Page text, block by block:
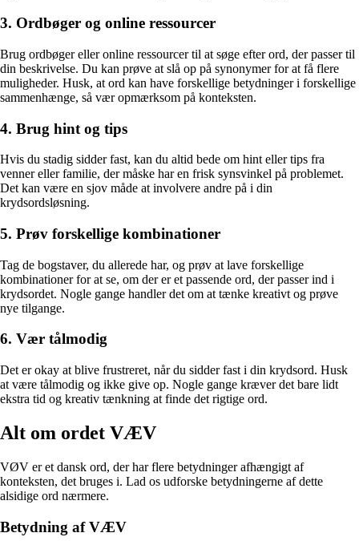
3. Ordbøger og online ressourcer
Brug ordbøger eller online ressourcer til at søge efter ord, der passer til
din beskrivelse. Du kan prøve at slå op på synonymer for at få flere
muligheder. Husk, at ord kan have forskellige betydninger i forskellige
sammenhænge, så vær opmærksom på konteksten.
4. Brug hint og tips
Hvis du stadig sidder fast, kan du altid bede om hint eller tips fra
venner eller familie, der måske har en frisk synsvinkel på problemet.
Det kan være en sjov måde at involvere andre på i din
krydsordsløsning.
5. Prøv forskellige kombinationer
Tag de bogstaver, du allerede har, og prøv at lave forskellige
kombinationer for at se, om der er et passende ord, der passer ind i
krydsordet. Nogle gange handler det om at tænke kreativt og prøve
nye tilgange.
6. Vær tålmodig
Det er okay at blive frustreret, når du sidder fast i din krydsord. Husk
at være tålmodig og ikke give op. Nogle gange kræver det bare lidt
ekstra tid og kreativ tænkning at finde det rigtige ord.
Alt om ordet VÆV
VØV er et dansk ord, der har flere betydninger afhængigt af
konteksten, det bruges i. Lad os udforske betydningerne af dette
alsidige ord nærmere.
Betydning af VÆV